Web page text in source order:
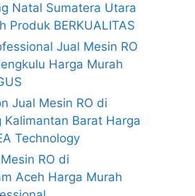
Natal Sumatera Utara
Produk BERKUALITAS
Jual Mesin RO
Harga Murah
Jual Mesin RO di
Kalimantan Barat Harga
Technology
RO di
Aceh Harga Murah